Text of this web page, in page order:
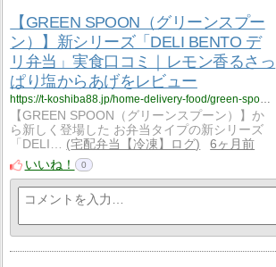
【GREEN SPOON（グリーンスプー
ン）】新シリーズ「DELI BENTO デ
リ弁当」実食口コミ｜レモン香るさっ
ぱり塩からあげをレビュー
https://t-koshiba88.jp/home-delivery-food/green-spoon/lemon-salt-karaage/
【GREEN SPOON（グリーンスプーン）】か
ら新しく登場した お弁当タイプの新シリーズ
「DELI…
宅配弁当【冷凍】ログ
6ヶ月前
いいね！
0